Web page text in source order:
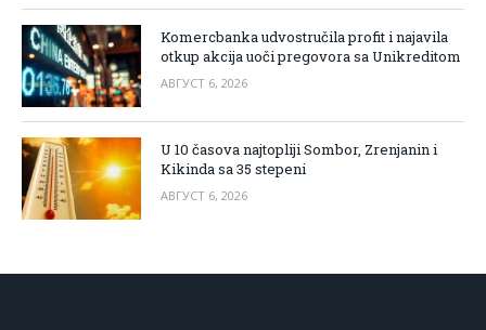
Komercbanka udvostručila profit i najavila
otkup akcija uoči pregovora sa Unikreditom
АВГУСТ 6, 2026
U 10 časova najtopliji Sombor, Zrenjanin i
Kikinda sa 35 stepeni
АВГУСТ 6, 2026